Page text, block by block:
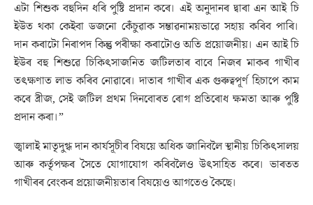
এটা শিশুক বহুদিন ধৰি পুষ্টি প্ৰদান কৰে। এই অনুদানৰ দ্বাৰা এন আই চি
ইউত থকা কেইবা ডজনো কেঁচুৱাক সম্ভাৱনাময়ভাৱে সহায় কৰিব পাৰি।
দান কৰাটো নিৰাপদ কিন্তু পৰীক্ষা কৰাটোও অতি প্ৰয়োজনীয়। এন আই চি
ইউৰ বহু শিশুৱে চিকিৎসাজনিত জটিলতাৰ বাবে নিজৰ মাকৰ গাখীৰ
তৎক্ষণাত লাভ কৰিব নোৱাৰে। দাতাৰ গাখীৰ এক গুৰুত্বপূৰ্ণ হিচাপে কাম
কৰে ব্ৰীজ, সেই জটিল প্ৰথম দিনবোৰত ৰোগ প্ৰতিৰোধ ক্ষমতা আৰু পুষ্টি
প্ৰদান কৰা।”
জ্বালাই মাতৃদুগ্ধ দান কাৰ্যসূচীৰ বিষয়ে অধিক জানিবলৈ স্থানীয় চিকিৎসালয়
আৰু কৰ্তৃপক্ষৰ সৈতে যোগাযোগ কৰিবলৈও উৎসাহিত কৰে। ভাৰতত
গাখীৰৰ বেংকৰ প্ৰয়োজনীয়তাৰ বিষয়েও আগতেও কৈছে।